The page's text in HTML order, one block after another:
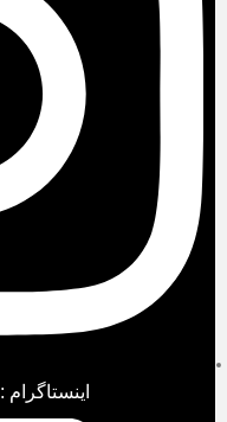
اینستاگرام : ramonbeautyiran@